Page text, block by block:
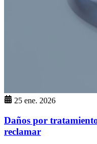
25 ene. 2026
Daños por
reclamar